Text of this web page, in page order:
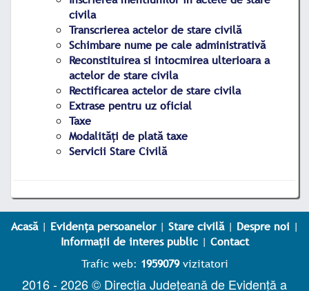
civila
Transcrierea actelor de stare civilă
Schimbare nume pe cale administrativă
Reconstituirea si intocmirea ulterioara a
actelor de stare civila
Rectificarea actelor de stare civila
Extrase pentru uz oficial
Taxe
Modalități de plată taxe
Servicii Stare Civilă
Acasă| Evidența persoanelor| Stare civilă| Despre noi|
Informații de interes public| Contact
Trafic web: 1959079vizitatori
2016 - 2026 © Direcția Județeană de Evidență a